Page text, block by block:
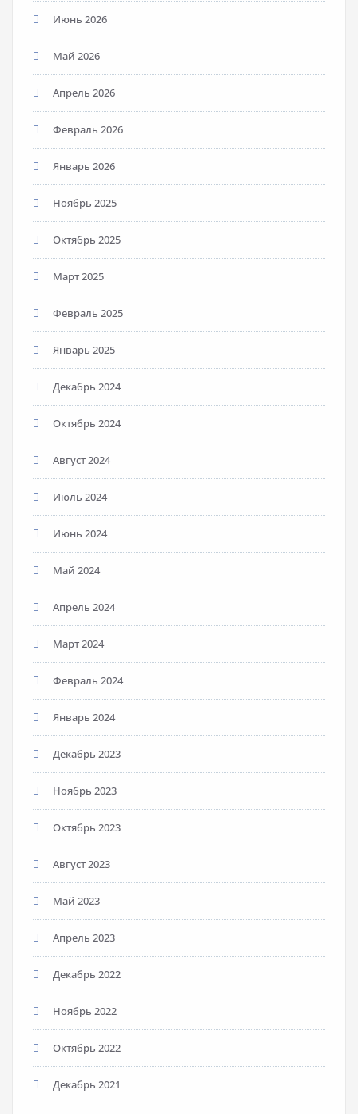
Июнь 2026
Май 2026
Апрель 2026
Февраль 2026
Январь 2026
Ноябрь 2025
Октябрь 2025
Март 2025
Февраль 2025
Январь 2025
Декабрь 2024
Октябрь 2024
Август 2024
Июль 2024
Июнь 2024
Май 2024
Апрель 2024
Март 2024
Февраль 2024
Январь 2024
Декабрь 2023
Ноябрь 2023
Октябрь 2023
Август 2023
Май 2023
Апрель 2023
Декабрь 2022
Ноябрь 2022
Октябрь 2022
Декабрь 2021